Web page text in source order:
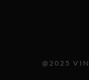
@2025